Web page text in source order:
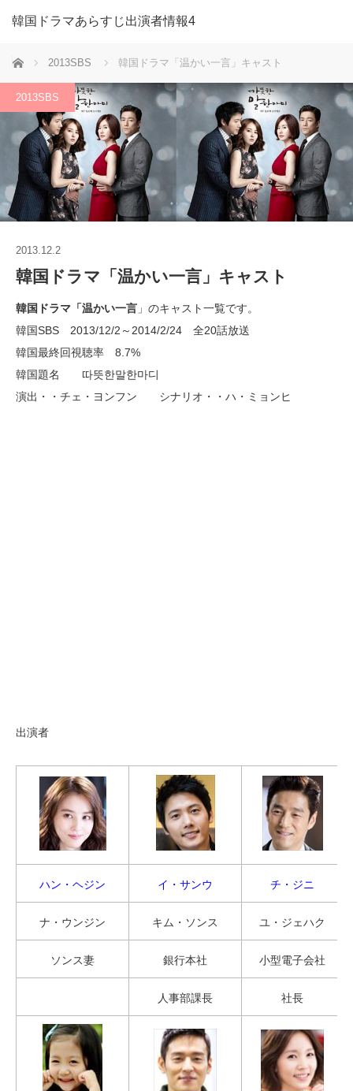
韓国ドラマあらすじ出演者情報4
ホーム 2013SBS 韓国ドラマ「温かい一言」キャスト
2013SBS
2013.12.2
韓国ドラマ「温かい一言」キャスト
韓国ドラマ「温かい一言 」のキャスト一覧です。
韓国SBS 2013/12/2～2014/2/24 全20話放送
韓国最終回視聴率 8.7%
韓国題名 따뜻한말한마디
演出・・チェ・ヨンフン シナリオ・・ハ・ミョンヒ
出演者
ハン・ヘジン イ・サンウ チ・ジニ
ナ・ウンジン キム・ソンス ユ・ジェハク
ソンス妻 銀行本社 小型電子会社
人事部課長 社長